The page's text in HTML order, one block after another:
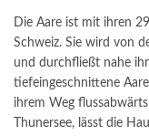
Die Aare ist mit ihren
Schweiz. Sie wird von
und durchfließt nahe
tiefeingeschnittene
ihrem Weg
Thunersee, lässt die